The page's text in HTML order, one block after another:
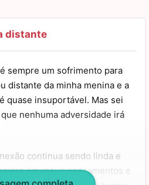
distante
sempre um sofrimento para
distante da minha menina e a
quase insuportável. Mas sei
nenhuma adversidade irá
continua sendo linda e
em meus pensamentos e